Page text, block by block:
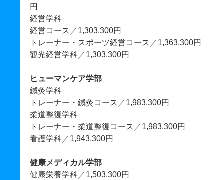
円
経営学科
経営コース／1,303,300円
トレーナー・スポーツ経営コース／1,363,300円
観光経営学科／1,303,300円
ヒューマンケア学部
鍼灸学科
トレーナー・鍼灸コース／1,983,300円
柔道整復学科
トレーナー・柔道整復コース／1,983,300円
看護学科／1,943,300円
健康メディカル学部
健康栄養学科／1,503,300円